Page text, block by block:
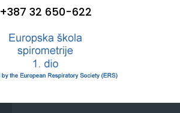
+387 32 650-622